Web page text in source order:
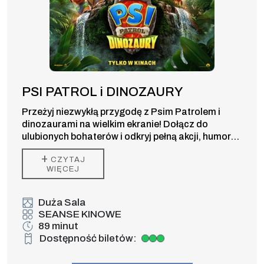
PSI PATROL i DINOZAURY
Przeżyj niezwykłą przygodę z Psim Patrolem i
dinozaurami na wielkim ekranie! Dołącz do
ulubionych bohaterów i odkryj pełną akcji, humoru
oraz prehistorycznych niespodzianek kinową
premierę dla całej rodziny.
+ CZYTAJ
WIĘCEJ
Duża Sala
SEANSE KINOWE
89 minut
Dostępność biletów:
Duża dostępność biletów